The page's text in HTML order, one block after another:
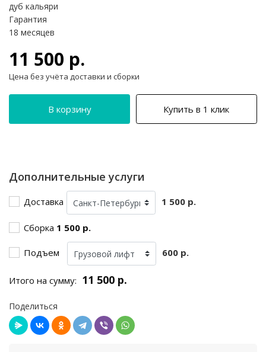
дуб кальяри
Гарантия
18 месяцев
11 500 р.
Цена без учёта доставки и сборки
В корзину Купить в 1 клик
Дополнительные услуги
Доставка 1 500 р.
Сборка 1 500 р.
Подъем 600 р.
Итого на сумму: 11 500 р.
Поделиться